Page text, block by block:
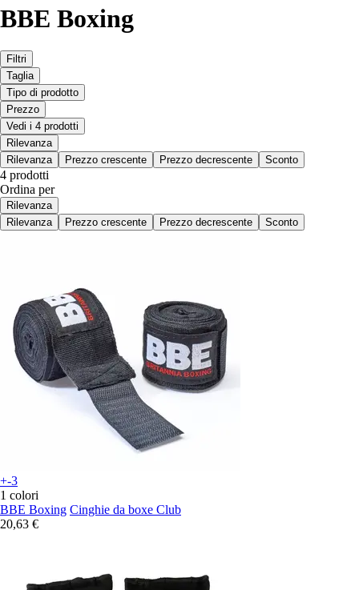
BBE Boxing
Filtri
Taglia
Tipo di prodotto
Prezzo
Vedi i 4 prodotti
Rilevanza
Rilevanza
Prezzo crescente Prezzo decrescente Sconto
4 prodotti
Ordina per
Rilevanza
Rilevanza
Prezzo crescente Prezzo decrescente Sconto
+-3
1 colori
BBE Boxing Cinghie da boxe Club
20,63 €